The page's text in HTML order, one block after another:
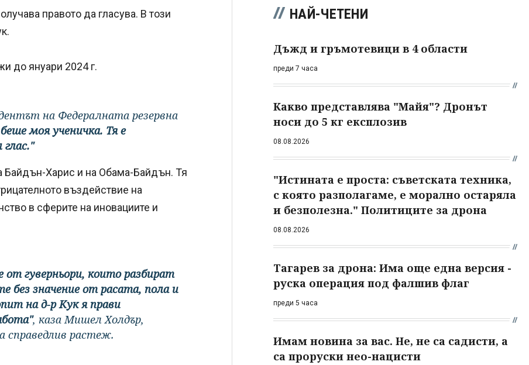
правото да гласува. В този
до януари 2024 г.
на Федералната резервна
моя ученичка. Тя е
Байдън-Харис и на Обама-Байдън. Тя
въздействие на
в сферите на иновациите и
от гуверньори, които разбират
без значение от расата, пола и
на д-р Кук я прави
, каза Мишел Холдър,
справедлив растеж.
НАЙ-ЧЕТЕНИ
Дъжд и гръмотевици в 4 области
преди 7 часа
Какво представлява "Майя"? Дронът
носи до 5 кг експлозив
08.08.2026
"Истината е проста: съветската техника,
с която разполагаме, е морално остаряла
и безполезна." Политиците за дрона
08.08.2026
Тагарев за дрона: Има още една версия -
руска операция под фалшив флаг
преди 5 часа
Имам новина за вас. Не, не са садисти, а
са проруски нео-нацисти